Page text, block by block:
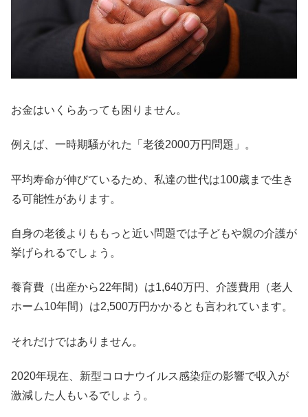
お金はいくらあっても困りません。
例えば、一時期騒がれた「老後2000万円問題」。
平均寿命が伸びているため、私達の世代は100歳まで生き
る可能性があります。
自身の老後よりももっと近い問題では子どもや親の介護が
挙げられるでしょう。
養育費（出産から22年間）は1,640万円、介護費用（老人
ホーム10年間）は2,500万円かかるとも言われています。
それだけではありません。
2020年現在、新型コロナウイルス感染症の影響で収入が
激減した人もいるでしょう。